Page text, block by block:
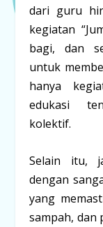
dari guru
kegiatan
bagi, dan
untuk
hanya
edukasi
kolektif.
Selain itu,
dengan
yang
sampah, dan